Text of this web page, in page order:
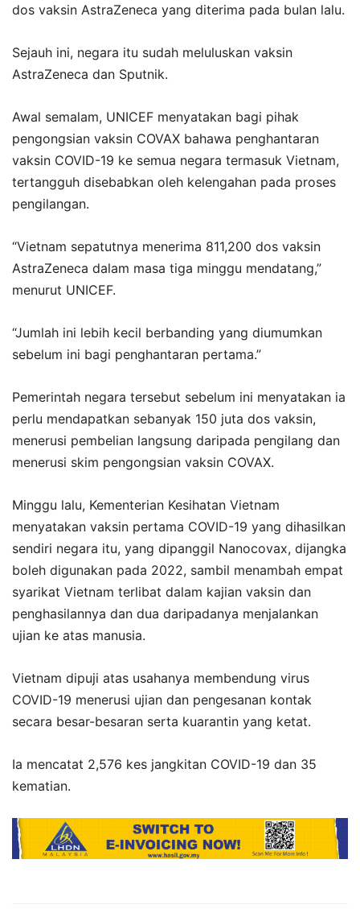
dos vaksin AstraZeneca yang diterima pada bulan lalu.
Sejauh ini, negara itu sudah meluluskan vaksin
AstraZeneca dan Sputnik.
Awal semalam, UNICEF menyatakan bagi pihak
pengongsian vaksin COVAX bahawa penghantaran
vaksin COVID-19 ke semua negara termasuk Vietnam,
tertangguh disebabkan oleh kelengahan pada proses
pengilangan.
“Vietnam sepatutnya menerima 811,200 dos vaksin
AstraZeneca dalam masa tiga minggu mendatang,”
menurut UNICEF.
“Jumlah ini lebih kecil berbanding yang diumumkan
sebelum ini bagi penghantaran pertama.”
Pemerintah negara tersebut sebelum ini menyatakan ia
perlu mendapatkan sebanyak 150 juta dos vaksin,
menerusi pembelian langsung daripada pengilang dan
menerusi skim pengongsian vaksin COVAX.
Minggu lalu, Kementerian Kesihatan Vietnam
menyatakan vaksin pertama COVID-19 yang dihasilkan
sendiri negara itu, yang dipanggil Nanocovax, dijangka
boleh digunakan pada 2022, sambil menambah empat
syarikat Vietnam terlibat dalam kajian vaksin dan
penghasilannya dan dua daripadanya menjalankan
ujian ke atas manusia.
Vietnam dipuji atas usahanya membendung virus
COVID-19 menerusi ujian dan pengesanan kontak
secara besar-besaran serta kuarantin yang ketat.
Ia mencatat 2,576 kes jangkitan COVID-19 dan 35
kematian.